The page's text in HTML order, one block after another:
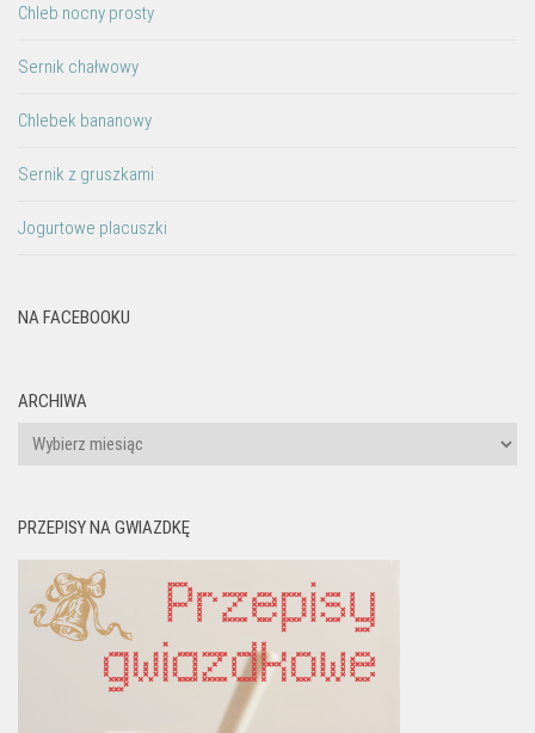
Chleb nocny prosty
Sernik chałwowy
Chlebek bananowy
Sernik z gruszkami
Jogurtowe placuszki
NA FACEBOOKU
ARCHIWA
Archiwa
PRZEPISY NA GWIAZDKĘ